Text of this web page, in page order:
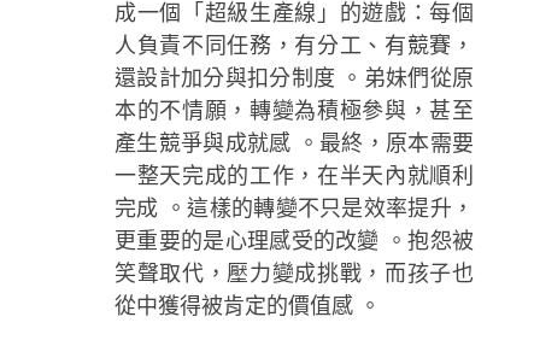
成一個「超級生產線」的遊戲：每個
人負責不同任務，有分工、有競賽，
還設計加分與扣分制度 。弟妹們從原
本的不情願，轉變為積極參與，甚至
產生競爭與成就感 。最終，原本需要
一整天完成的工作，在半天內就順利
完成 。這樣的轉變不只是效率提升，
更重要的是心理感受的改變 。抱怨被
笑聲取代，壓力變成挑戰，而孩子也
從中獲得被肯定的價值感 。